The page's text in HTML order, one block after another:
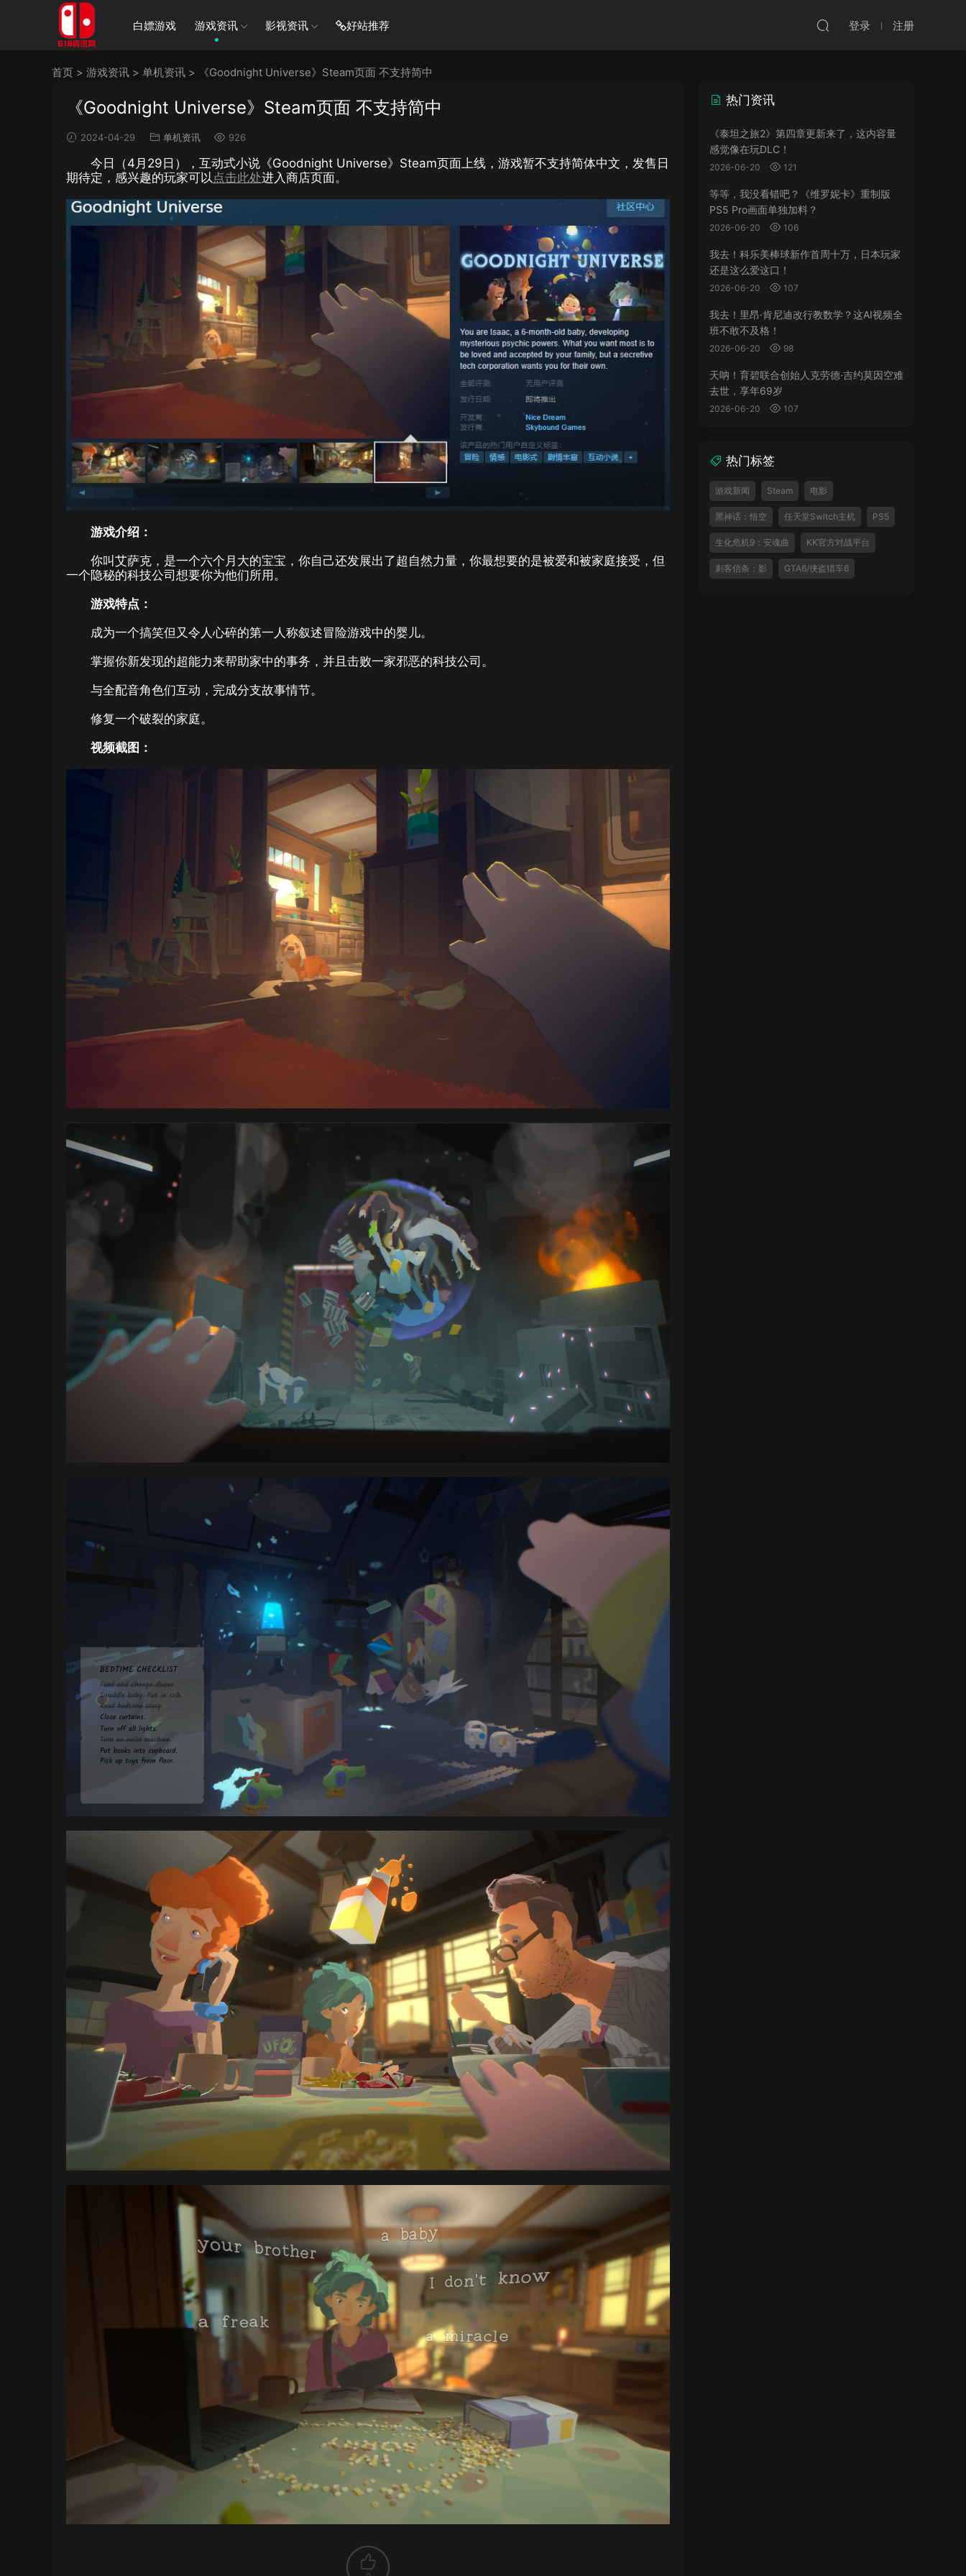
白嫖游戏 游戏资讯 影视资讯 好站推荐 登录 注册
首页 > 游戏资讯 > 单机资讯 > 《Goodnight Universe》Steam页面 不支持简中
《Goodnight Universe》Steam页面 不支持简中
2024-04-29 单机资讯 926
今日（4月29日），互动式小说《Goodnight Universe》Steam页面上线，游戏暂不支持简体中文，发售日
期待定，感兴趣的玩家可以点击此处进入商店页面。
游戏介绍：
你叫艾萨克，是一个六个月大的宝宝，你自己还发展出了超自然力量，你最想要的是被爱和被家庭接受，但
一个隐秘的科技公司想要你为他们所用。
游戏特点：
成为一个搞笑但又令人心碎的第一人称叙述冒险游戏中的婴儿。
掌握你新发现的超能力来帮助家中的事务，并且击败一家邪恶的科技公司。
与全配音角色们互动，完成分支故事情节。
修复一个破裂的家庭。
视频截图：
热门资讯
《泰坦之旅2》第四章更新来了，这内容量
感觉像在玩DLC！
2026-06-20 121
等等，我没看错吧？《维罗妮卡》重制版
PS5 Pro画面单独加料？
2026-06-20 106
我去！科乐美棒球新作首周十万，日本玩家
还是这么爱这口！
2026-06-20 107
我去！里昂·肯尼迪改行教数学？这AI视频全
班不敢不及格！
2026-06-20 98
天呐！育碧联合创始人克劳德·吉约莫因空难
去世，享年69岁
2026-06-20 107
热门标签
游戏新闻 Steam 电影
黑神话：悟空 任天堂Switch主机 PS5
生化危机9：安魂曲 KK官方对战平台
刺客信条：影 GTA6/侠盗猎车6